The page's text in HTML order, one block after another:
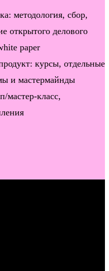
методология, сбор,
открытого делового
paper
курсы, отдельные
и мастермайнды
мастер-класс,